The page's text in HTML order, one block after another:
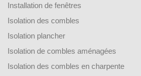
Installation de fenêtres
Isolation des combles
Isolation plancher
Isolation de combles aménagées
Isolation des combles en charpente